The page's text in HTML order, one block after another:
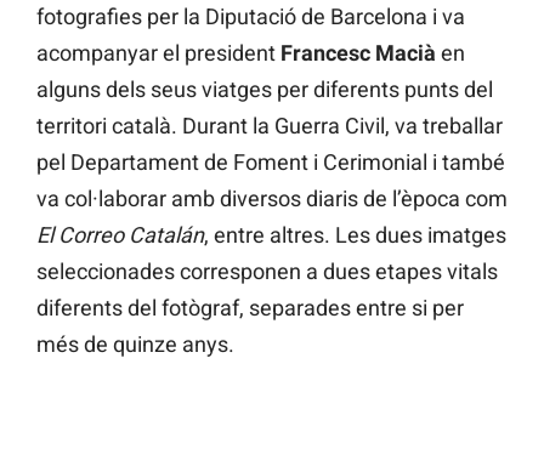
fotografies per la Diputació de Barcelona i va
acompanyar el president Francesc Macià en
alguns dels seus viatges per diferents punts del
territori català. Durant la Guerra Civil, va treballar
pel Departament de Foment i Cerimonial i també
va col·laborar amb diversos diaris de l’època com
El Correo Catalán, entre altres. Les dues imatges
seleccionades corresponen a dues etapes vitals
diferents del fotògraf, separades entre si per
més de quinze anys.